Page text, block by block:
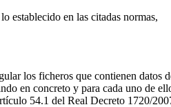
establecido en las citadas normas,
los ficheros que contienen datos
en concreto y para cada uno de
54.1 del Real Decreto 1720/